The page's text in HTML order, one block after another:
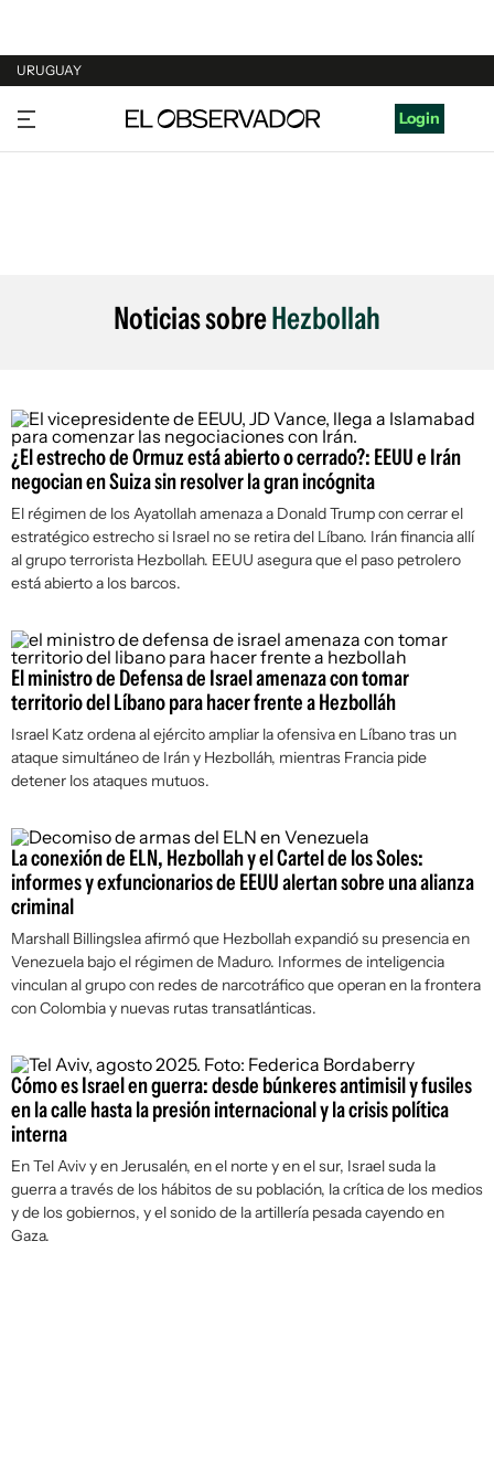
URUGUAY
URUGUAY
ARGENTINA
Login
Noticias sobreHezbollah
¿El estrecho de Ormuz está abierto o cerrado?: EEUU e Irán
negocian en Suiza sin resolver la gran incógnita
El régimen de los Ayatollah amenaza a Donald Trump con cerrar el
estratégico estrecho si Israel no se retira del Líbano. Irán financia allí
al grupo terrorista Hezbollah. EEUU asegura que el paso petrolero
está abierto a los barcos.
El ministro de Defensa de Israel amenaza con tomar
territorio del Líbano para hacer frente a Hezbolláh
Israel Katz ordena al ejército ampliar la ofensiva en Líbano tras un
ataque simultáneo de Irán y Hezbolláh, mientras Francia pide
detener los ataques mutuos.
La conexión de ELN, Hezbollah y el Cartel de los Soles:
informes y exfuncionarios de EEUU alertan sobre una alianza
criminal
Marshall Billingslea afirmó que Hezbollah expandió su presencia en
Venezuela bajo el régimen de Maduro. Informes de inteligencia
vinculan al grupo con redes de narcotráfico que operan en la frontera
con Colombia y nuevas rutas transatlánticas.
Cómo es Israel en guerra: desde búnkeres antimisil y fusiles
en la calle hasta la presión internacional y la crisis política
interna
En Tel Aviv y en Jerusalén, en el norte y en el sur, Israel suda la
guerra a través de los hábitos de su población, la crítica de los medios
y de los gobiernos, y el sonido de la artillería pesada cayendo en
Gaza.